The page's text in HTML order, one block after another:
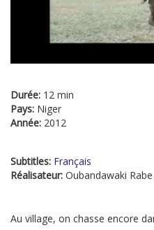
Durée: 12 min
Pays: Niger
Année: 2012
Subtitles: Français
Réalisateur: Oubandawaki Rabe
Au village, on chasse encore